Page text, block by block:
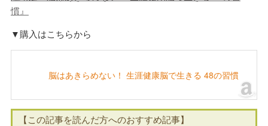
慣』
▼購入はこちらから
脳はあきらめない！ 生涯健康脳で生きる 48の習慣
【この記事を読んだ方へのおすすめ記事】